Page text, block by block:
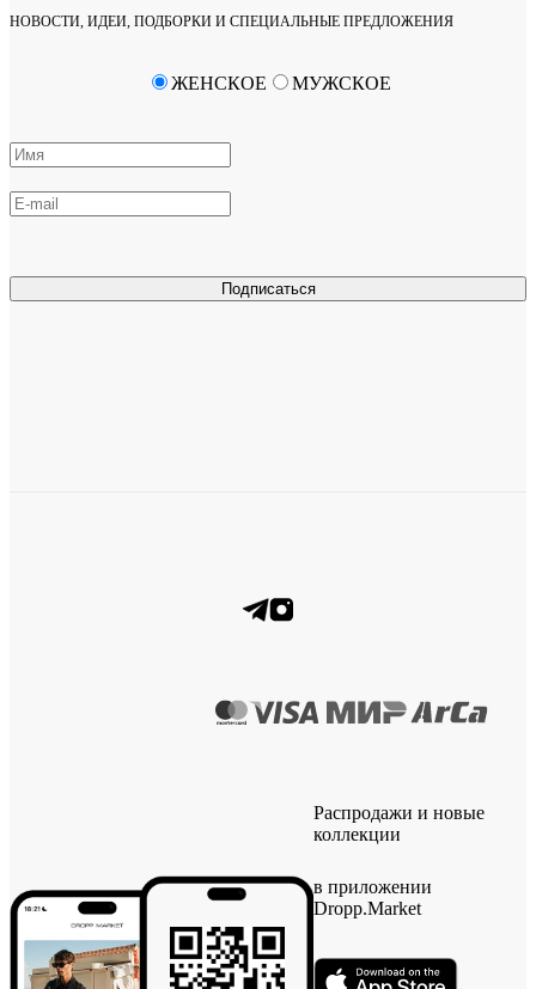
НОВОСТИ, ИДЕИ, ПОДБОРКИ И СПЕЦИАЛЬНЫЕ ПРЕДЛОЖЕНИЯ
Подписаться
ЖЕНСКОЕ МУЖСКОЕ
Распродажи и новые
коллекции
в приложении
Dropp.Market